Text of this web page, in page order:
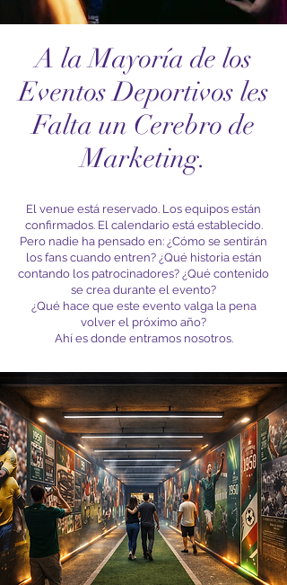
A la Mayoría de los
Eventos Deportivos les
Falta un Cerebro de
Marketing.
El venue está reservado. Los equipos están
confirmados. El calendario está establecido.
Pero nadie ha pensado en: ¿Cómo se sentirán
los fans cuando entren? ¿Qué historia están
contando los patrocinadores? ¿Qué contenido
se crea durante el evento?
¿Qué hace que este evento valga la pena
volver el próximo año?
Ahí es donde entramos nosotros.